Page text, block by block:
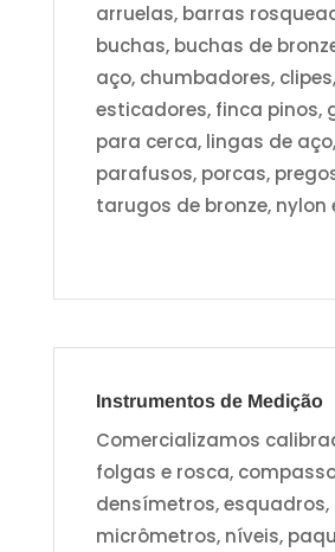
arruelas, barras
buchas, buchas de
aço, chumbadores, clipes,
esticadores, finca pinos,
para cerca, lingas de
parafusos, porcas,
tarugos de bronze, nylon
Instrumentos de Medição
Comercializamos
folgas e rosca,
densímetros, esquadros,
micrômetros, níveis,